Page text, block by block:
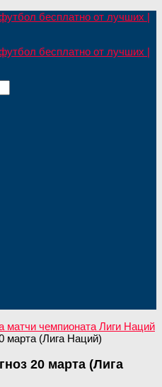
матчи чемпионата Лиги Наций
марта (Лига Наций)
20 марта (Лига